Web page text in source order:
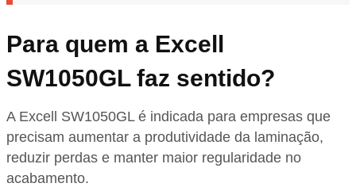
Para quem a Excell
SW1050GL faz sentido?
A Excell SW1050GL é indicada para empresas que
precisam aumentar a produtividade da laminação,
reduzir perdas e manter maior regularidade no
acabamento.